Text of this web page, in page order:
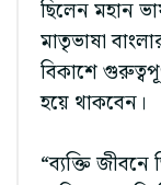
ছিলেন মহান
মাতৃভাষা
বিকাশে
হয়ে থাকবেন।
“ব্যক্তি